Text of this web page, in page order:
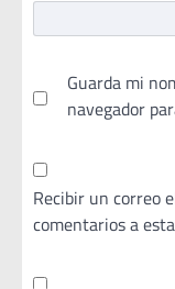
Guarda mi
navegador
Recibir un correo
comentarios a